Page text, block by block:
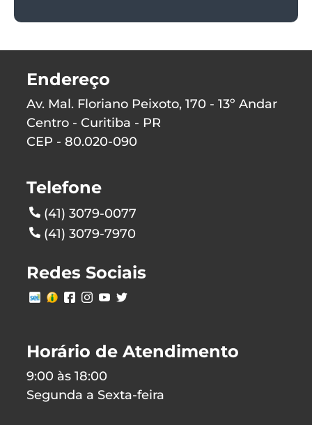
Endereço
Av. Mal. Floriano Peixoto, 170 - 13º Andar
Centro - Curitiba - PR
CEP - 80.020-090
Telefone
(41) 3079-0077
(41) 3079-7970
Redes Sociais
Horário de Atendimento
9:00 às 18:00
Segunda a Sexta-feira